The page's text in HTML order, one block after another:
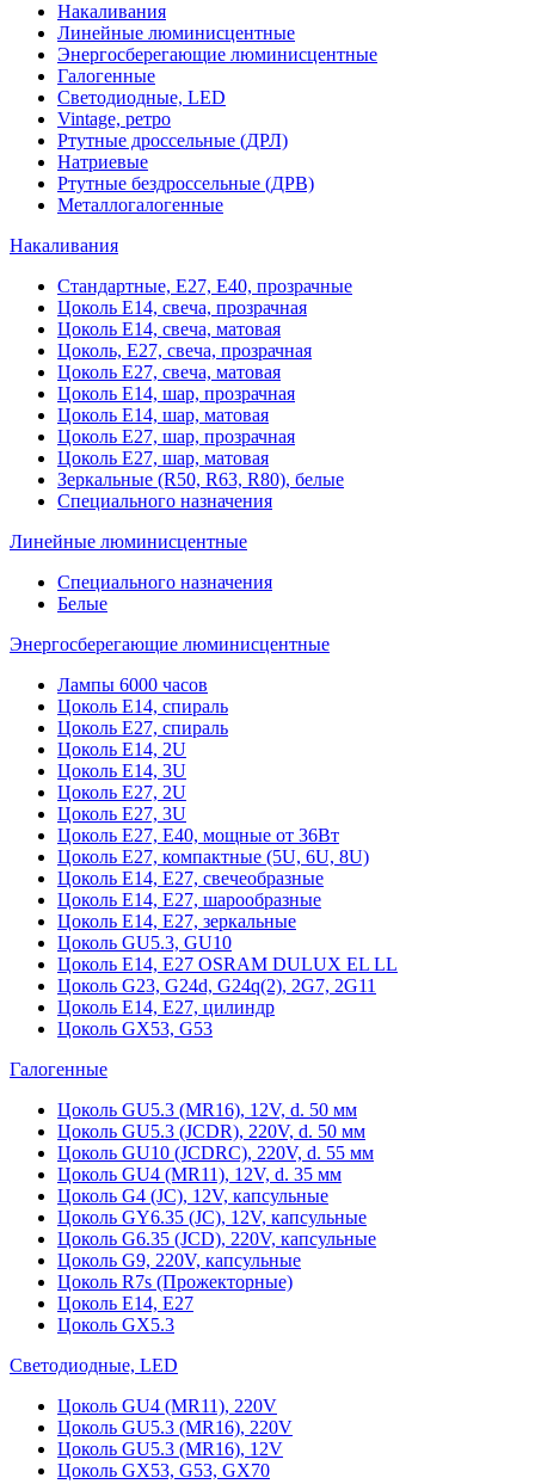
Накаливания
Линейные люминисцентные
Энергосберегающие люминисцентные
Галогенные
Светодиодные, LED
Vintage, ретро
Ртутные дроссельные (ДРЛ)
Натриевые
Ртутные бездроссельные (ДРВ)
Металлогалогенные
Накаливания
Стандартные, Е27, Е40, прозрачные
Цоколь Е14, свеча, прозрачная
Цоколь Е14, свеча, матовая
Цоколь, Е27, свеча, прозрачная
Цоколь Е27, свеча, матовая
Цоколь Е14, шар, прозрачная
Цоколь Е14, шар, матовая
Цоколь Е27, шар, прозрачная
Цоколь Е27, шар, матовая
Зеркальные (R50, R63, R80), белые
Специального назначения
Линейные люминисцентные
Специального назначения
Белые
Энергосберегающие люминисцентные
Лампы 6000 часов
Цоколь Е14, спираль
Цоколь Е27, спираль
Цоколь Е14, 2U
Цоколь Е14, 3U
Цоколь Е27, 2U
Цоколь Е27, 3U
Цоколь Е27, Е40, мощные от 36Вт
Цоколь Е27, компактные (5U, 6U, 8U)
Цоколь Е14, Е27, свечеобразные
Цоколь Е14, Е27, шарообразные
Цоколь Е14, Е27, зеркальные
Цоколь GU5.3, GU10
Цоколь Е14, Е27 OSRAM DULUX EL LL
Цоколь G23, G24d, G24q(2), 2G7, 2G11
Цоколь Е14, Е27, цилиндр
Цоколь GX53, G53
Галогенные
Цоколь GU5.3 (MR16), 12V, d. 50 мм
Цоколь GU5.3 (JCDR), 220V, d. 50 мм
Цоколь GU10 (JCDRC), 220V, d. 55 мм
Цоколь GU4 (MR11), 12V, d. 35 мм
Цоколь G4 (JC), 12V, капсульные
Цоколь GY6.35 (JC), 12V, капсульные
Цоколь G6.35 (JCD), 220V, капсульные
Цоколь G9, 220V, капсульные
Цоколь R7s (Прожекторные)
Цоколь E14, E27
Цоколь GX5.3
Светодиодные, LED
Цоколь GU4 (MR11), 220V
Цоколь GU5.3 (MR16), 220V
Цоколь GU5.3 (MR16), 12V
Цоколь GX53, G53, GX70